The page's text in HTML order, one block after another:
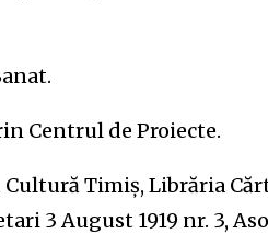
Centrul de Proiecte.
Timiș, Librăria
3 August 1919 nr. 3,